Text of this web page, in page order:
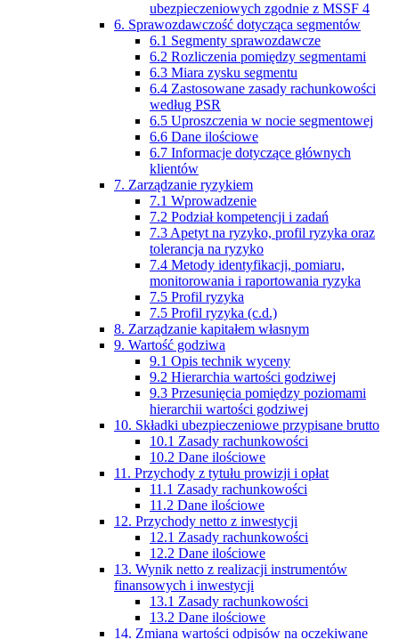
ubezpieczeniowych zgodnie z MSSF 4
6. Sprawozdawczość dotycząca segmentów
6.1 Segmenty sprawozdawcze
6.2 Rozliczenia pomiędzy segmentami
6.3 Miara zysku segmentu
6.4 Zastosowane zasady rachunkowości
według PSR
6.5 Uproszczenia w nocie segmentowej
6.6 Dane ilościowe
6.7 Informacje dotyczące głównych
klientów
7. Zarządzanie ryzykiem
7.1 Wprowadzenie
7.2 Podział kompetencji i zadań
7.3 Apetyt na ryzyko, profil ryzyka oraz
tolerancja na ryzyko
7.4 Metody identyfikacji, pomiaru,
monitorowania i raportowania ryzyka
7.5 Profil ryzyka
7.5 Profil ryzyka (c.d.)
8. Zarządzanie kapitałem własnym
9. Wartość godziwa
9.1 Opis technik wyceny
9.2 Hierarchia wartości godziwej
9.3 Przesunięcia pomiędzy poziomami
hierarchii wartości godziwej
10. Składki ubezpieczeniowe przypisane brutto
10.1 Zasady rachunkowości
10.2 Dane ilościowe
11. Przychody z tytułu prowizji i opłat
11.1 Zasady rachunkowości
11.2 Dane ilościowe
12. Przychody netto z inwestycji
12.1 Zasady rachunkowości
12.2 Dane ilościowe
13. Wynik netto z realizacji instrumentów
finansowych i inwestycji
13.1 Zasady rachunkowości
13.2 Dane ilościowe
14. Zmiana wartości odpisów na oczekiwane